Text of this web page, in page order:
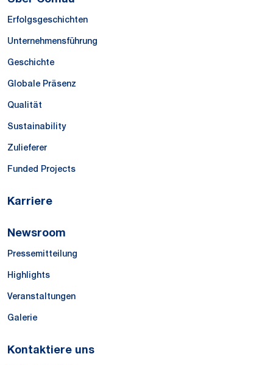
Erfolgsgeschichten
Unternehmensführung
Geschichte
Globale Präsenz
Qualität
Sustainability
Zulieferer
Funded Projects
Karriere
Newsroom
Pressemitteilung
Highlights
Veranstaltungen
Galerie
Kontaktiere uns